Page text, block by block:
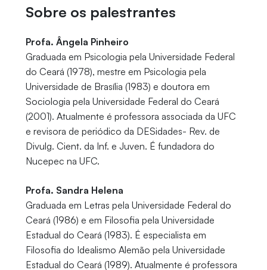
Sobre os palestrantes
Profa. Ângela Pinheiro
Graduada em Psicologia pela Universidade Federal
do Ceará (1978), mestre em Psicologia pela
Universidade de Brasília (1983) e doutora em
Sociologia pela Universidade Federal do Ceará
(2001). Atualmente é professora associada da UFC
e revisora de periódico da DESidades- Rev. de
Divulg. Cient. da Inf. e Juven. É fundadora do
Nucepec na UFC.
Profa. Sandra Helena
Graduada em Letras pela Universidade Federal do
Ceará (1986) e em Filosofia pela Universidade
Estadual do Ceará (1983). É especialista em
Filosofia do Idealismo Alemão pela Universidade
Estadual do Ceará (1989). Atualmente é professora